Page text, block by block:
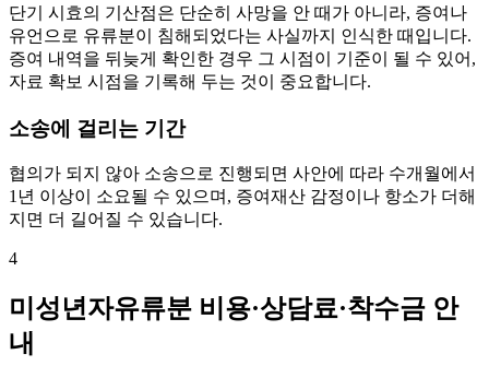
단기 시효의 기산점은 단순히 사망을 안 때가 아니라, 증여나
유언으로 유류분이 침해되었다는 사실까지 인식한 때입니다.
증여 내역을 뒤늦게 확인한 경우 그 시점이 기준이 될 수 있어,
자료 확보 시점을 기록해 두는 것이 중요합니다.
소송에 걸리는 기간
협의가 되지 않아 소송으로 진행되면 사안에 따라 수개월에서
1년 이상이 소요될 수 있으며, 증여재산 감정이나 항소가 더해
지면 더 길어질 수 있습니다.
4
미성년자유류분 비용·상담료·착수금 안
내